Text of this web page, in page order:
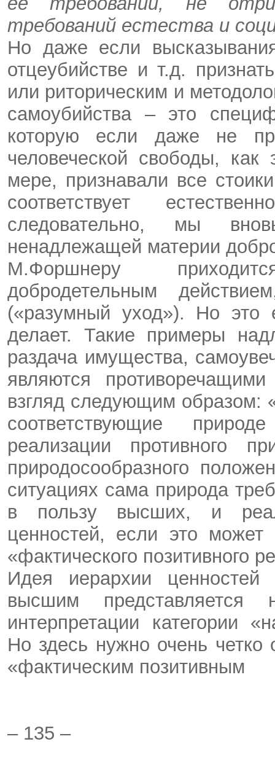
требований естества и
Но даже если
отцеубийстве и т.д.
или риторическим и
самоубийства – это
которую если даже не
человеческой свободы,
мере, признавали все
соответствует
следовательно, мы
ненадлежащей материи
М.Форшнеру
добродетельным
(«разумный уход»). Но это
делает. Такие примеры
раздача имущества,
являются
взгляд следующим образом:
соответствующие
реализации противного
природосообразного
ситуациях сама природа
в пользу высших, и
ценностей, если это
«фактического позитивного
Идея иерархии
высшим
интерпретации категории
Но здесь нужно очень четко
«фактическим позитивным
– 135 –